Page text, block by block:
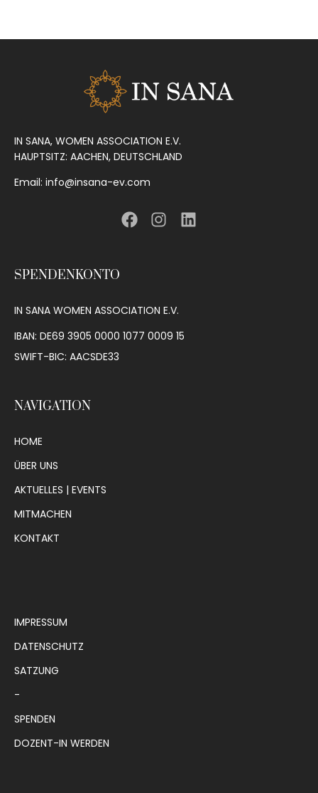
IN SANA, WOMEN ASSOCIATION E.V.
HAUPTSITZ: AACHEN, DEUTSCHLAND
Email: info@insana-ev.com
SPENDENKONTO
IN SANA WOMEN ASSOCIATION E.V.
IBAN: DE69 3905 0000 1077 0009 15
SWIFT-BIC: AACSDE33
NAVIGATION
HOME
ÜBER UNS
AKTUELLES | EVENTS
MITMACHEN
KONTAKT
IMPRESSUM
DATENSCHUTZ
SATZUNG
-
SPENDEN
DOZENT-IN WERDEN